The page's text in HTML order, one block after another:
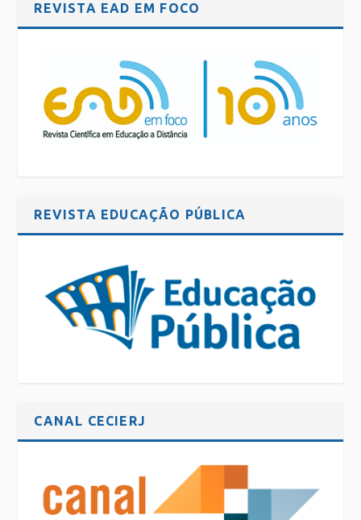
REVISTA EAD EM FOCO
REVISTA EDUCAÇÃO PÚBLICA
CANAL CECIERJ